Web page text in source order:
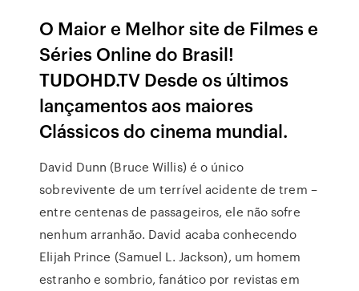
O Maior e Melhor site de Filmes e
Séries Online do Brasil!
TUDOHD.TV Desde os últimos
lançamentos aos maiores
Clássicos do cinema mundial.
David Dunn (Bruce Willis) é o único
sobrevivente de um terrível acidente de trem –
entre centenas de passageiros, ele não sofre
nenhum arranhão. David acaba conhecendo
Elijah Prince (Samuel L. Jackson), um homem
estranho e sombrio, fanático por revistas em